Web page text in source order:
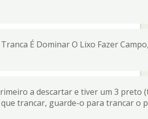
É Dominar O Lixo Fazer
a descartar e tiver um 3 preto
trancar, guarde-o para trancar o